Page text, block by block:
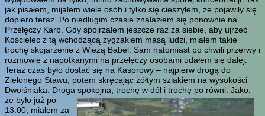
jak pisałem, mijałem wiele osób i tylko się cieszyłem, że pojawiły się
dopiero teraz. Po niedługim czasie znalazłem się ponownie na
Przełęczy Karb. Gdy spojrzałem jeszcze raz za siebie, aby ujrzeć
Kościelec z tą wchodzącą zygzakiem masą ludzi, miałem takie
trochę skojarzenie z Wieżą Babel. Sam natomiast po chwili przerwy i
rozmowie z napotkanymi na przełęczy osobami udałem się dalej.
Teraz czas było dostać się na Kasprowy – najpierw drogą do
Zielonego Stawu, potem skręcając żółtym szlakiem na wysokości
Dwoiśniaka. Droga spokojna, trochę w dół i trochę po równi. Jako,
że było już po
13.00, miałem za